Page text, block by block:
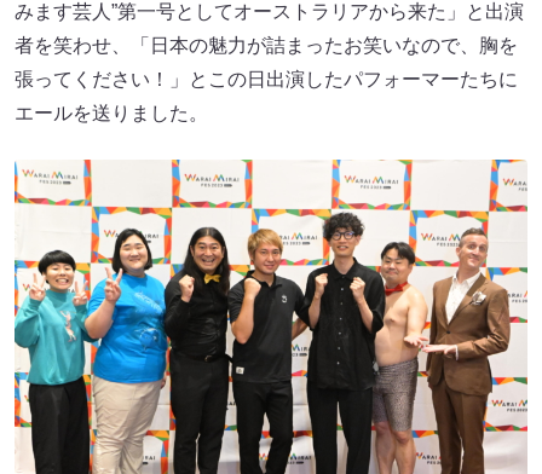
みます芸人”第一号としてオーストラリアから来た」と出演
者を笑わせ、「日本の魅力が詰まったお笑いなので、胸を
張ってください！」とこの日出演したパフォーマーたちに
エールを送りました。